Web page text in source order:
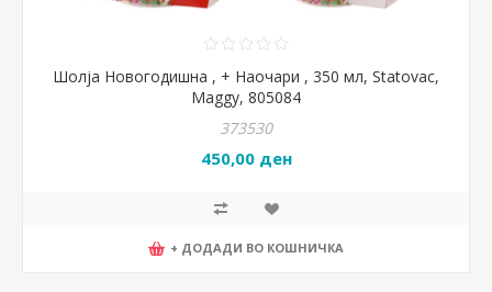
Шолја Новогодишна , + Наочари , 350 мл, Statovac,
Maggy, 805084
373530
450,00 ден
+ ДОДАДИ ВО КОШНИЧКА